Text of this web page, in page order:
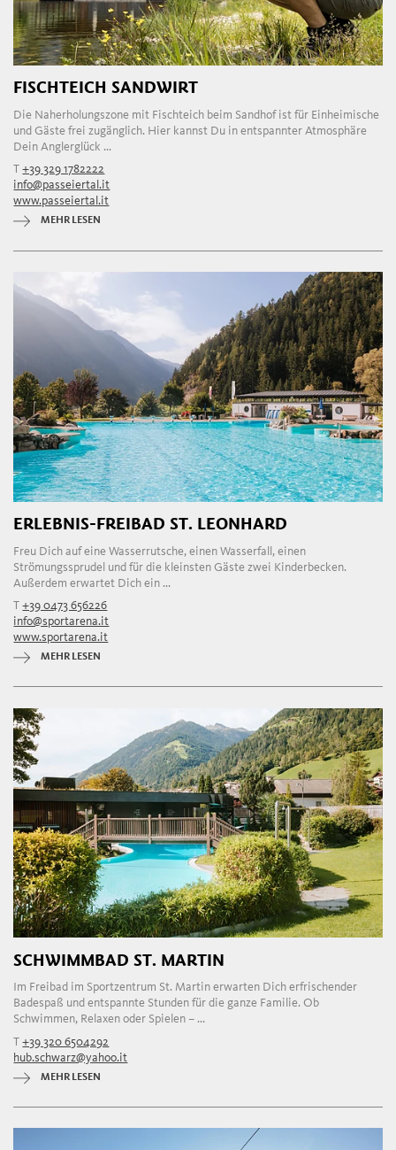
FISCHTEICH SANDWIRT
Die Naherholungszone mit Fischteich beim Sandhof ist für Einheimische
und Gäste frei zugänglich. Hier kannst Du in entspannter Atmosphäre
Dein Anglerglück ...
T+39 329 1782222
info@passeiertal.it
www.passeiertal.it
MEHR LESEN
ERLEBNIS-FREIBAD ST. LEONHARD
Freu Dich auf eine Wasserrutsche, einen Wasserfall, einen
Strömungssprudel und für die kleinsten Gäste zwei Kinderbecken.
Außerdem erwartet Dich ein ...
T+39 0473 656226
info@sportarena.it
www.sportarena.it
MEHR LESEN
SCHWIMMBAD ST. MARTIN
Im Freibad im Sportzentrum St. Martin erwarten Dich erfrischender
Badespaß und entspannte Stunden für die ganze Familie. Ob
Schwimmen, Relaxen oder Spielen – ...
T+39 320 6504292
hub.schwarz@yahoo.it
MEHR LESEN